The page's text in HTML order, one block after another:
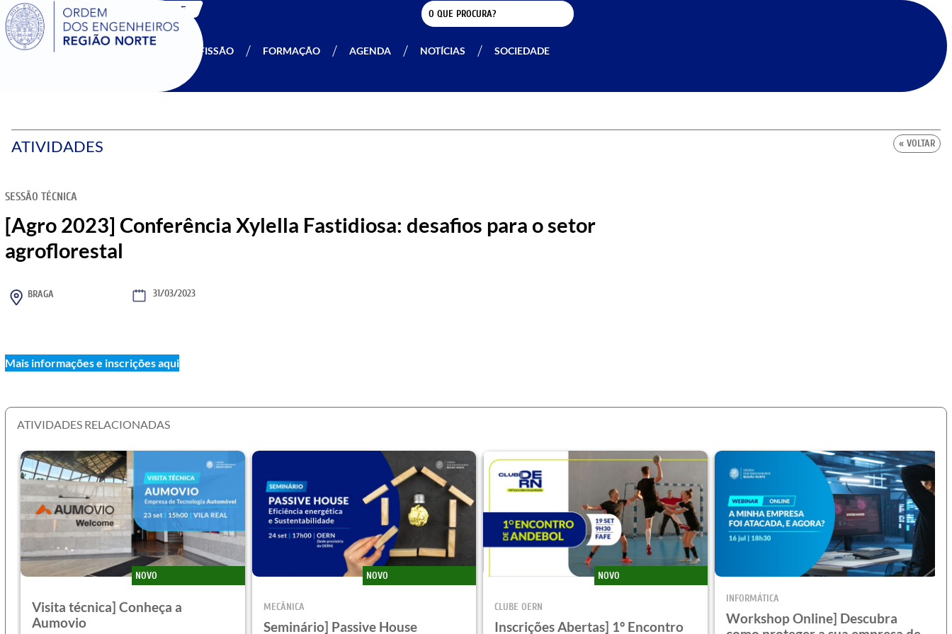
SIGOE
A OERN PROFISSÃO FORMAÇÃO AGENDA NOTÍCIAS SOCIEDADE
« VOLTAR
ATIVIDADES
SESSÃO TÉCNICA
[Agro 2023] Conferência Xylella Fastidiosa: desafios para o setor
agroflorestal
BRAGA 31/03/2023
Mais informações e inscrições aqui
ATIVIDADES RELACIONADAS
NOVO
Visita técnica] Conheça a
Aumovio
NOVO
MECÂNICA
Seminário] Passive House
NOVO
CLUBE OERN
Inscrições Abertas] 1º Encontro
INFORMÁTICA
Workshop Online] Descubra